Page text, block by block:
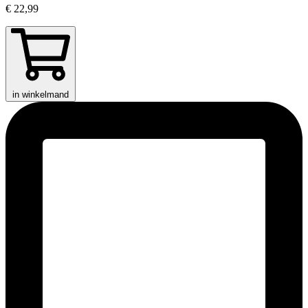
€ 22,99
in winkelmand